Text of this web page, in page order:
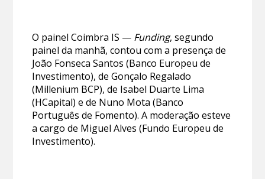
O painel Coimbra IS — Funding, segundo
painel da manhã, contou com a presença de
João Fonseca Santos (Banco Europeu de
Investimento), de Gonçalo Regalado
(Millenium BCP), de Isabel Duarte Lima
(HCapital) e de Nuno Mota (Banco
Português de Fomento). A moderação esteve
a cargo de Miguel Alves (Fundo Europeu de
Investimento).